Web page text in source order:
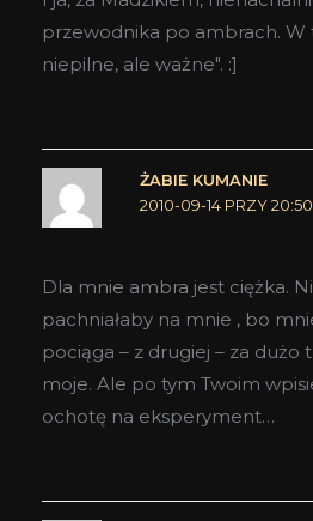
przewodnika po ambrach. W
niepilne, ale ważne". :]
ŻABIE KUMANIE
2010-09-14 PRZY 20:50
Dla mnie ambra jest ciężka.
pachniałaby na mnie , bo
pociąga – z drugiej – za dużo
moje. Ale po tym Twoim
ochotę na eksperyment…